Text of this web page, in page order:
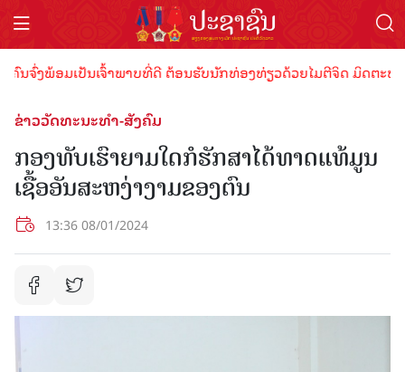
ຈົ່ງພ້ອມເປັນເຈົ້າພາບທີ່ດີ ຕ້ອນຮັບນັກທ່ອງທ່ຽວດ້ວຍໄມຕີຈິດ ມິດຕະພາບ
ຂ່າວວັດທະນະທຳ-ສັງຄົມ
ກອງທັບເຮົາຍາມໃດກໍຮັກສາໄດ້ທາດແທ້ມູນ
ເຊື້ອອັນສະຫງ່າງາມຂອງຕົນ
13:36 08/01/2024